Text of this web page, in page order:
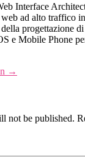
Interface
ad alto traffico
progettazione
e Mobile Phone
→
not be published.